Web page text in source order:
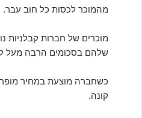
מהמוכר לכסות כל חוב עבר.
מוכרים של חברות קבלניות
שלהם בסכומים הרבה מעל
כשחברה מוצעת במחיר
קונה.